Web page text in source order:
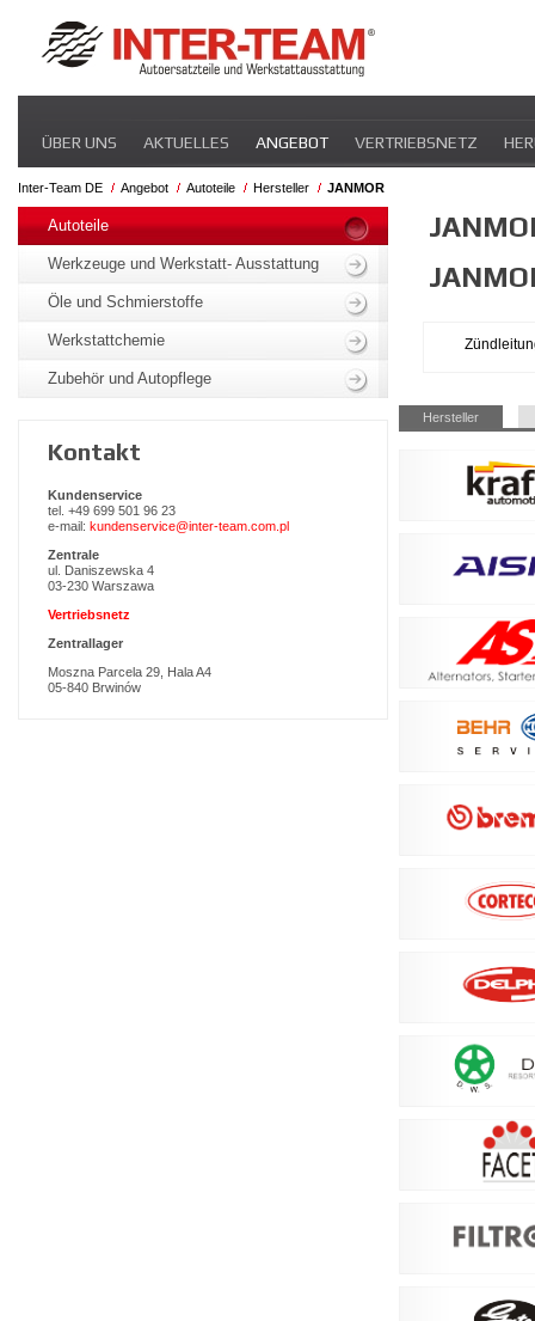
überspringen
ÜBER UNS AKTUELLES ANGEBOT VERTRIEBSNETZ
Inter-Team DE Angebot Autoteile Hersteller JANMOR
Navigation
überspringen
Hersteller
Navigation
überspringen
Autoteile
Werkzeuge und Werkstatt- Ausstattung
Öle und Schmierstoffe
Werkstattchemie
Zubehör und Autopflege
Kontakt
Kundenservice
tel. +49 699 501 96 23
e-mail: kundenservice@inter-team.com.pl
Zentrale
ul. Daniszewska 4
03-230 Warszawa
Vertriebsnetz
Zentrallager
Moszna Parcela 29, Hala A4
05-840 Brwinów